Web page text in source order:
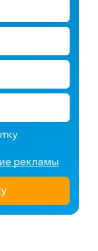
рекламы